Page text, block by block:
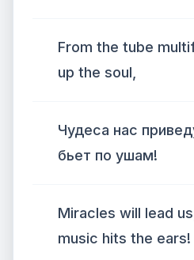
From the tube
up the soul,
Чудеса нас
бьет по ушам!
Miracles will lead
music hits the ears!